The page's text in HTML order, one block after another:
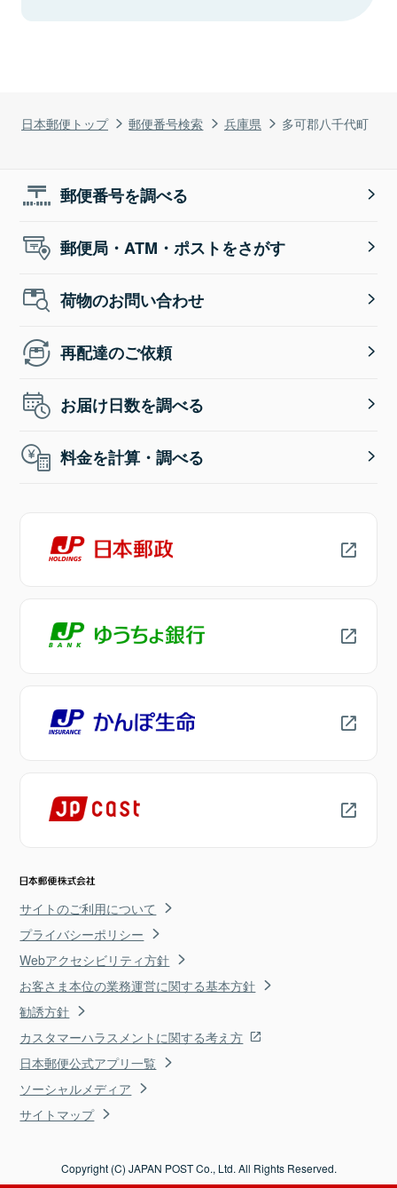
日本郵便トップ 郵便番号検索 兵庫県 多可郡八千代町
郵便番号を調べる
郵便局・ATM・ポストをさがす
荷物のお問い合わせ
再配達のご依頼
お届け日数を調べる
料金を計算・調べる
サイトのご利用について
プライバシーポリシー
Webアクセシビリティ方針
お客さま本位の業務運営に関する基本方針
勧誘方針
カスタマーハラスメントに関する考え方
日本郵便公式アプリ一覧
ソーシャルメディア
サイトマップ
Copyright (C) JAPAN POST Co., Ltd. All Rights Reserved.